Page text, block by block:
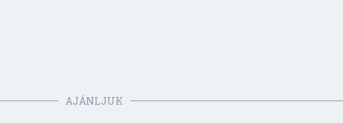
AJÁNLJUK